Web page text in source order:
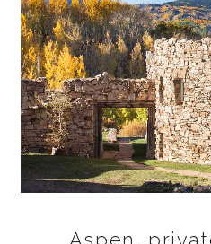
Aspen,